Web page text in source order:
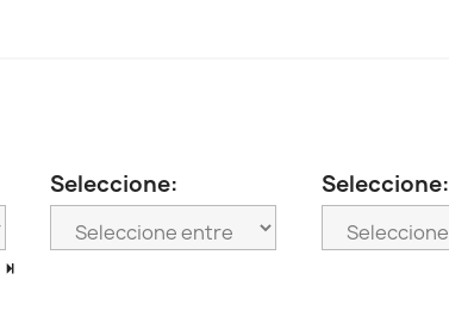
Seleccione: Seleccione: